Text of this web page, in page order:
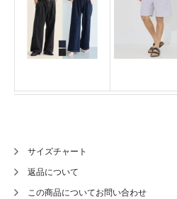
サイズチャート
返品について
この商品についてお問い合わせ